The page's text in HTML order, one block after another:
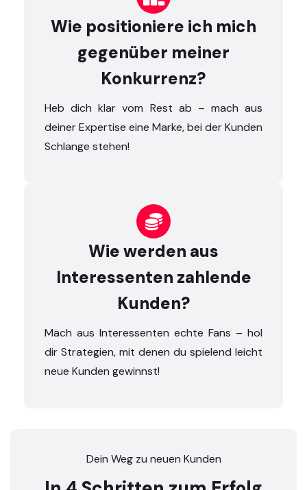
Wie positioniere ich mich
gegenüber meiner
Konkurrenz?
Heb dich klar vom Rest ab – mach aus
deiner Expertise eine Marke, bei der Kunden
Schlange stehen!

Wie werden aus
Interessenten zahlende
Kunden?
Mach aus Interessenten echte Fans – hol
dir Strategien, mit denen du spielend leicht
neue Kunden gewinnst!
Dein Weg zu neuen Kunden